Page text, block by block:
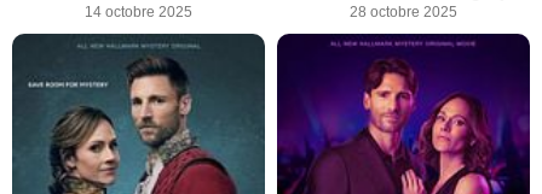
14 octobre 2025 28 octobre 2025